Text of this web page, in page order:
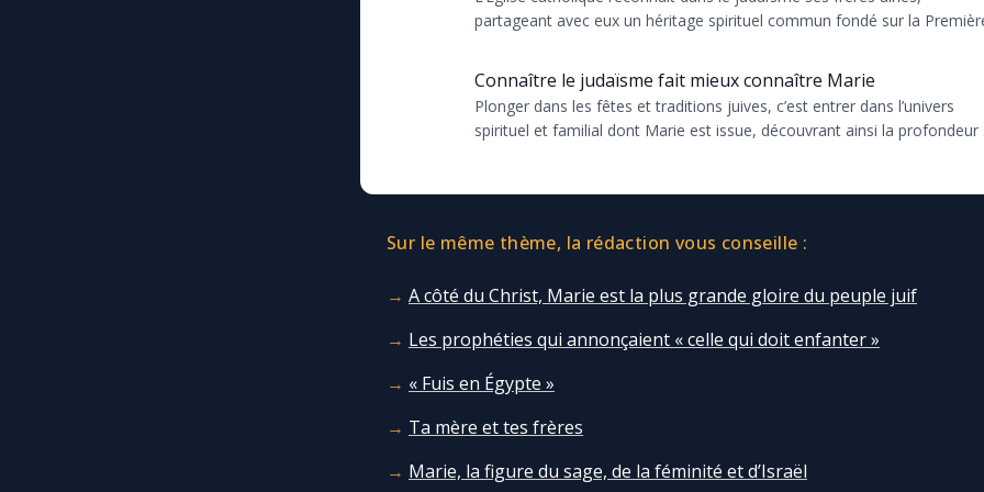
partageant avec eux un héritage spirituel commun fondé sur la
Connaître le judaïsme fait mieux connaître Marie
Plonger dans les fêtes et traditions juives, c’est entrer dans l’univers
spirituel et familial dont Marie est issue, découvrant ainsi la profondeur
Sur le même thème, la rédaction vous conseille :
A côté du Christ, Marie est la plus grande gloire du peuple juif
Les prophéties qui annonçaient « celle qui doit enfanter »
« Fuis en Égypte »
Ta mère et tes frères
Marie, la figure du sage, de la féminité et d’Israël